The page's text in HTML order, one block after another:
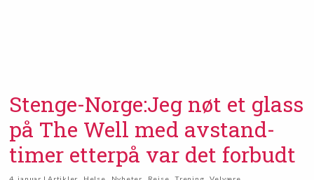
Stenge-Norge:Jeg nøt et glass
på The Well med avstand-
timer etterpå var det forbudt